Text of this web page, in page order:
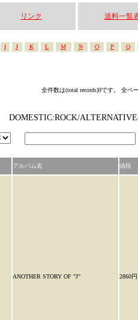
リンク 送料一覧
I J K L M N O P Q
全件数は(total records)9です。 全ペ
DOMESTIC:ROCK/
アルバム名 値段
ANOTHER STORY OF ”J” 2860円